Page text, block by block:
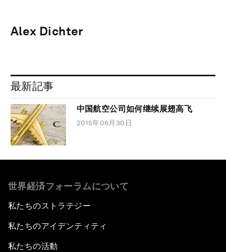
Alex Dichter
最新記事
中国航空公司如何继续展翅高飞
2015年06月30日
世界経済フォーラムについて
私たちのストラテジー
私たちのアイデンティティ
私たちの活動